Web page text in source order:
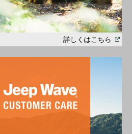
詳しくはこちら Open
in
a